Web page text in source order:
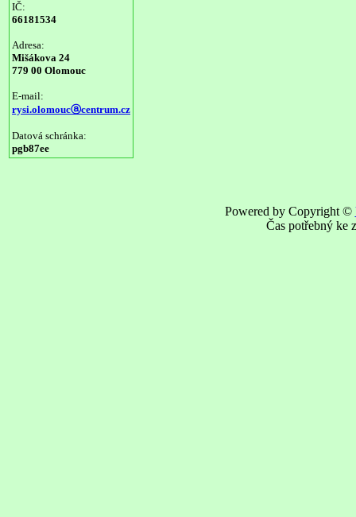
IČ:
66181534
Adresa:
Mišákova 24
779 00 Olomouc
E-mail:
rysi.olomoucⓐcentrum.cz
Datová schránka:
pgb87ee
Powered by Copyright ©
Čas potřebný ke